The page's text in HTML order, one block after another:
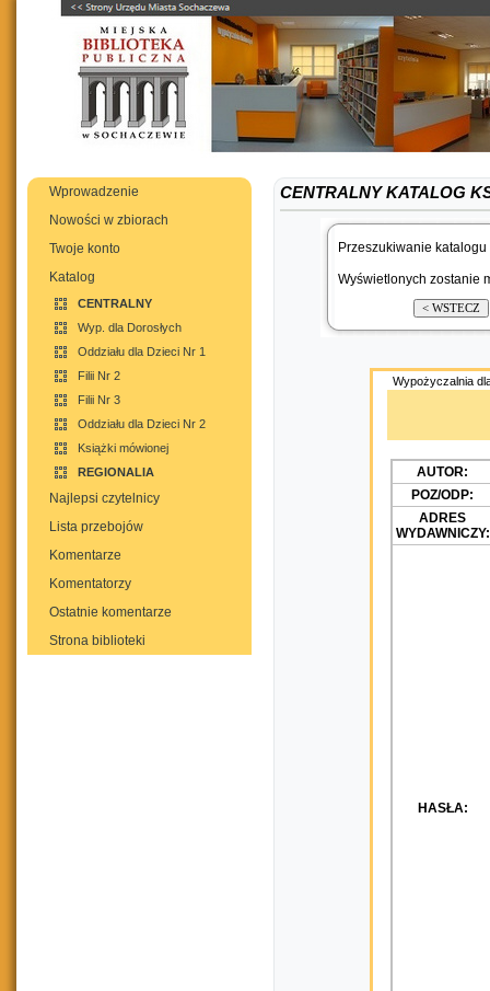
Wprowadzenie
Nowości w zbiorach
Twoje konto
Katalog
CENTRALNY
Wyp. dla Dorosłych
Oddziału dla Dzieci Nr 1
Filii Nr 2
Filii Nr 3
Oddziału dla Dzieci Nr 2
Książki mówionej
REGIONALIA
Najlepsi czytelnicy
Lista przebojów
Komentarze
Komentatorzy
Ostatnie komentarze
Strona biblioteki
CENTRALNY KATALOG
Przeszukiwanie
Wyświetlonych zostanie
Wypożyczalnia
AUTOR:
POZ/ODP:
ADRES
WYDAWNICZY:
HASŁA: